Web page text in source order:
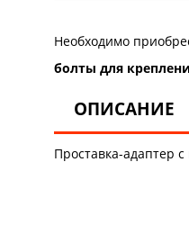
Необходимо
болты для
ОПИСАНИЕ
Проставка-адаптер